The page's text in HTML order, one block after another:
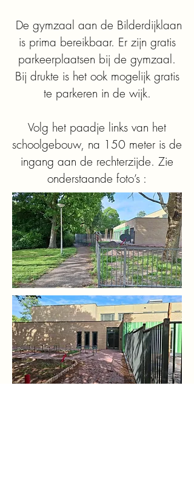
De gymzaal aan de Bilderdijklaan
is prima bereikbaar. Er zijn gratis
parkeerplaatsen bij de gymzaal.
Bij drukte is het ook mogelijk gratis
te parkeren in de wijk.
Volg het paadje links van het
schoolgebouw, na 150 meter is de
ingang aan de rechterzijde. Zie
onderstaande foto’s :